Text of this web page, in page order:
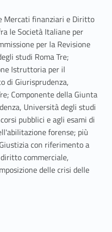
Mercati finanziari e Diritto
le Società Italiane per
per la Revisione
studi Roma Tre;
Istruttoria per il
di Giurisprudenza,
Componente della Giunta
Università degli studi
pubblici e agli esami di
forense; più
con riferimento a
commerciale,
delle crisi delle